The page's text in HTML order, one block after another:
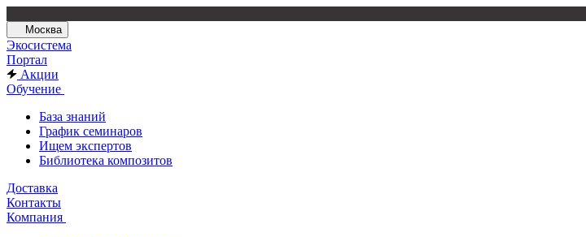
Москва
Экосистема
Портал
Акции
Обучение
База знаний
График семинаров
Ищем экспертов
Библиотека композитов
Доставка
Контакты
Компания